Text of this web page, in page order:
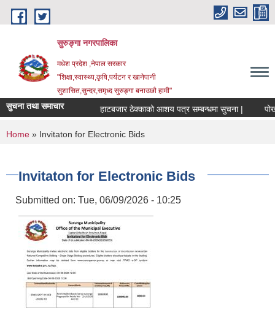
Skip to main content
सुरुङ्‍गा नगरपालिका
मधेश प्रदेश ,नेपाल सरकार
"शिक्षा,स्वास्थ्य,कृषि,पर्यटन र खानेपानी
सुशासित,सुन्दर,समृध्द सुरुङ्गा बनाउछौ हामी"
सुचना तथा समाचार हाटबजार ठेक्काको आशय पत्र सम्बन्धमा सुचना |
You are here
Home » Invitaton for Electronic Bids
Invitaton for Electronic Bids
Submitted on: Tue, 06/09/2026 - 10:25